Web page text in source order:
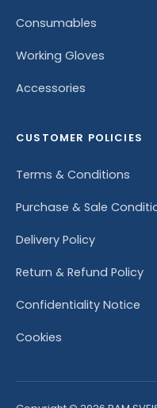
Consumables
Working Gloves
Accessories
CUSTOMER POLICIES
Terms & Conditions
Purchase & Sale
Delivery Policy
Return & Refund Policy
Confidentiality Notice
Cookies